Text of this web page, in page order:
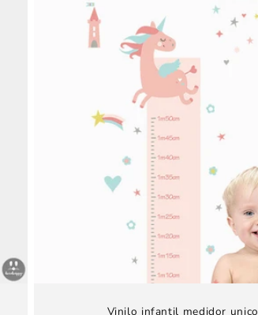
Vinilo infantil medidor